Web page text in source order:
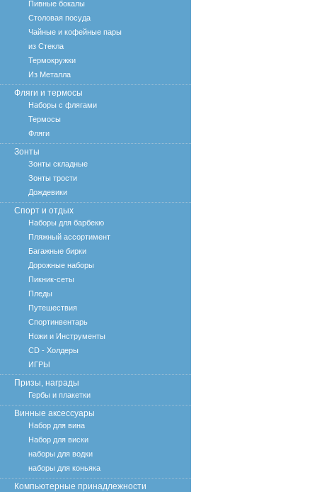
Пивные бокалы
Столовая посуда
Чайные и кофейные пары
из Стекла
Термокружки
Из Металла
Фляги и термосы
Наборы с флягами
Термосы
Фляги
Зонты
Зонты складные
Зонты трости
Дождевики
Спорт и отдых
Наборы для барбекю
Пляжный ассортимент
Багажные бирки
Дорожные наборы
Пикник-сеты
Пледы
Путешествия
Спортинвентарь
Ножи и Инструменты
CD - Холдеры
ИГРЫ
Призы, награды
Гербы и плакетки
Винные аксессуары
Набор для вина
Набор для виски
наборы для водки
наборы для коньяка
Компьютерные принадлежности